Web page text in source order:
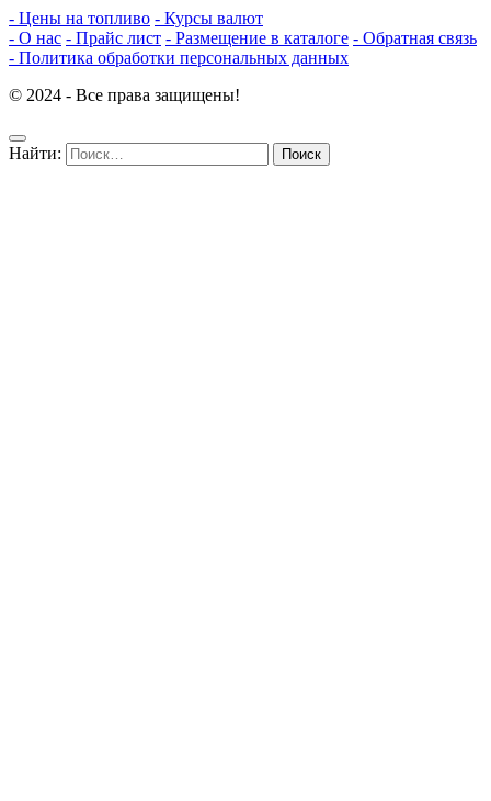
- Цены на топливо - Курсы валют
- О нас - Прайс лист - Размещение в каталоге - Обратная связь
- Политика обработки персональных данных
© 2024 - Все права защищены!
Найти: